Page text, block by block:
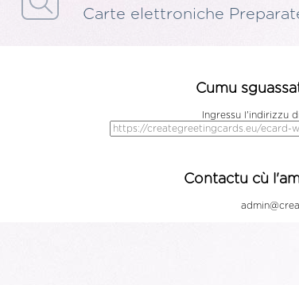
Carte elettroniche
Cumu
Ingressu l'indirizzu
Contactu cù